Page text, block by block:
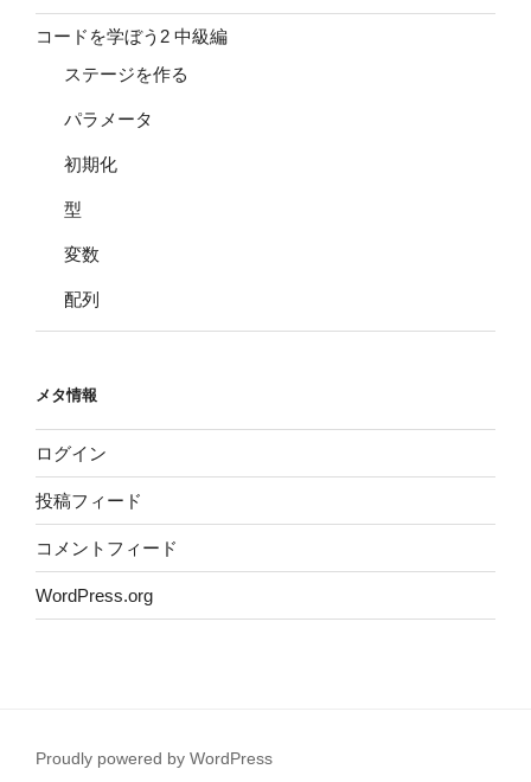
コードを学ぼう2 中級編
ステージを作る
パラメータ
初期化
型
変数
配列
メタ情報
ログイン
投稿フィード
コメントフィード
WordPress.org
Proudly powered by WordPress